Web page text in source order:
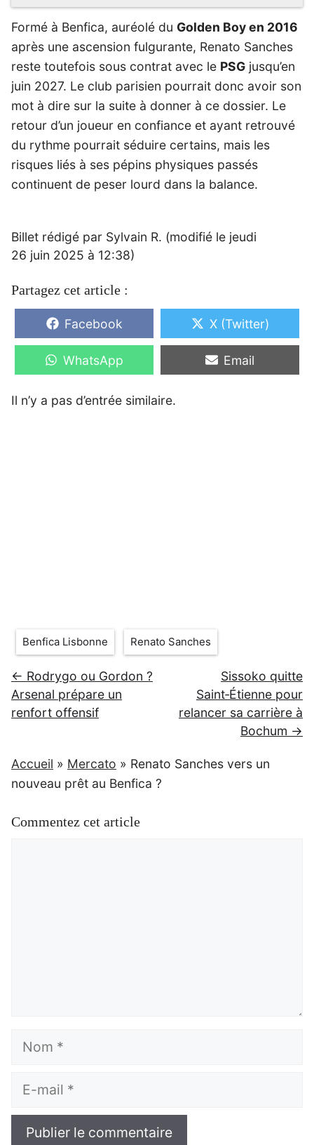
Formé à Benfica, auréolé du Golden Boy en 2016
après une ascension fulgurante, Renato Sanches
reste toutefois sous contrat avec le PSG jusqu’en
juin 2027. Le club parisien pourrait donc avoir son
mot à dire sur la suite à donner à ce dossier. Le
retour d’un joueur en confiance et ayant retrouvé
du rythme pourrait séduire certains, mais les
risques liés à ses pépins physiques passés
continuent de peser lourd dans la balance.
Billet rédigé par Sylvain R. (modifié le jeudi
26 juin 2025 à 12:38)
Partagez cet article :
Share
on
Facebook
Share
on
X (Twitter)
Share
on
WhatsApp
Share
on
Email
Il n’y a pas d’entrée similaire.
Étiquettes
Benfica Lisbonne
Renato Sanches
← Rodrygo ou Gordon ?
Arsenal prépare un
renfort offensif
Sissoko quitte
Saint‑Étienne pour
relancer sa carrière à
Bochum →
Accueil » Mercato » Renato Sanches vers un
nouveau prêt au Benfica ?
Commentez cet article
mail